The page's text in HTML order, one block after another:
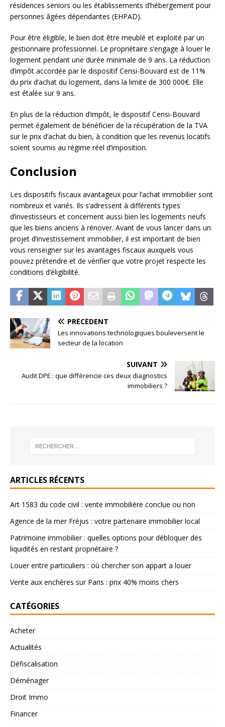
résidences seniors ou les établissements d’hébergement pour
personnes âgées dépendantes (EHPAD).
Pour être éligible, le bien doit être meublé et exploité par un
gestionnaire professionnel. Le propriétaire s’engage à louer le
logement pendant une durée minimale de 9 ans. La réduction
d’impôt accordée par le dispositif Censi-Bouvard est de 11%
du prix d’achat du logement, dans la limite de 300 000€. Elle
est étalée sur 9 ans.
En plus de la réduction d’impôt, le dispositif Censi-Bouvard
permet également de bénéficier de la récupération de la TVA
sur le prix d’achat du bien, à condition que les revenus locatifs
soient soumis au régime réel d’imposition.
Conclusion
Les dispositifs fiscaux avantageux pour l’achat immobilier sont
nombreux et variés. Ils s’adressent à différents types
d’investisseurs et concernent aussi bien les logements neufs
que les biens anciens à rénover. Avant de vous lancer dans un
projet d’investissement immobilier, il est important de bien
vous renseigner sur les avantages fiscaux auxquels vous
pouvez prétendre et de vérifier que votre projet respecte les
conditions d’éligibilité.
PRÉCÉDENT
Les innovations technologiques bouleversent le
secteur de la location
SUIVANT
Audit DPE : que différencie ces deux diagnostics
immobiliers ?
ARTICLES RÉCENTS
Art 1583 du code civil : vente immobilière conclue ou non
Agence de la mer Fréjus : votre partenaire immobilier local
Patrimoine immobilier : quelles options pour débloquer des
liquidités en restant propriétaire ?
Louer entre particuliers : où chercher son appart a louer
Vente aux enchères sur Paris : prix 40% moins chers
CATÉGORIES
Acheter
Actualités
Défiscalisation
Déménager
Droit Immo
Financer